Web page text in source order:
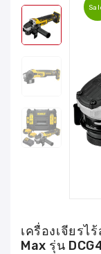
เครื่องเจียรไ
Max รุ่น